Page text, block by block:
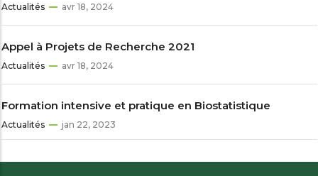
Actualités avr 18, 2024
Appel à Projets de Recherche 2021
Actualités avr 18, 2024
Formation intensive et pratique en Biostatistique
Actualités jan 22, 2023